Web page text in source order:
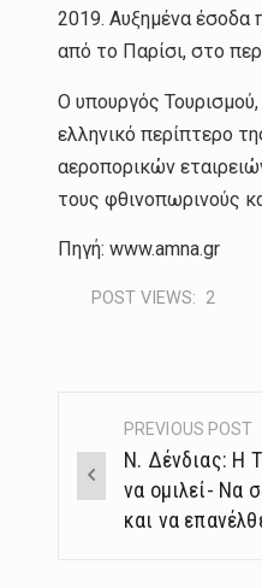
2019. Αυξημένα έσοδα
από το Παρίσι, στο
Ο υπουργός
ελληνικό περίπτερο
αεροπορικών
τους φθινοπωρινούς
Πηγή: www.amna.gr
POST VIEWS: 2
Post
navigation
PREVIOUS POST
Ν. Δένδιας: Η
να ομιλεί- Να
και να